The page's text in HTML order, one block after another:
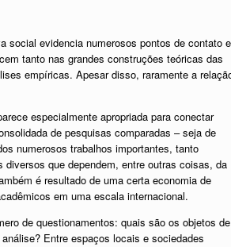
social evidencia numerosos pontos de contato e
tanto nas grandes construções teóricas das
empíricas. Apesar disso, raramente a
especialmente apropriada para conectar
de pesquisas comparadas – seja de
numerosos trabalhos importantes, tanto
que dependem, entre outras coisas, da
é resultado de uma certa economia de
em uma escala internacional.
de questionamentos: quais são os objetos de
Entre espaços locais e sociedades